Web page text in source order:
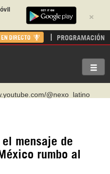
×
EN DIRECTO PROGRAMACIÓN
@nexo_latino
c/hispantv
Viber: +98 921 79 29 404
el mensaje de
rumbo al